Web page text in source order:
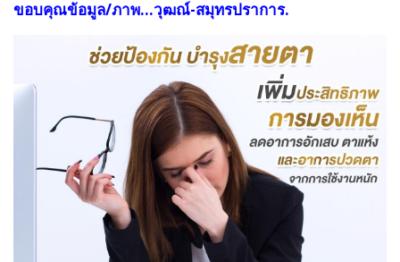
ขอบคุณข้อมูล/ภาพ...วุฒณ์-สมุทรปราการ.